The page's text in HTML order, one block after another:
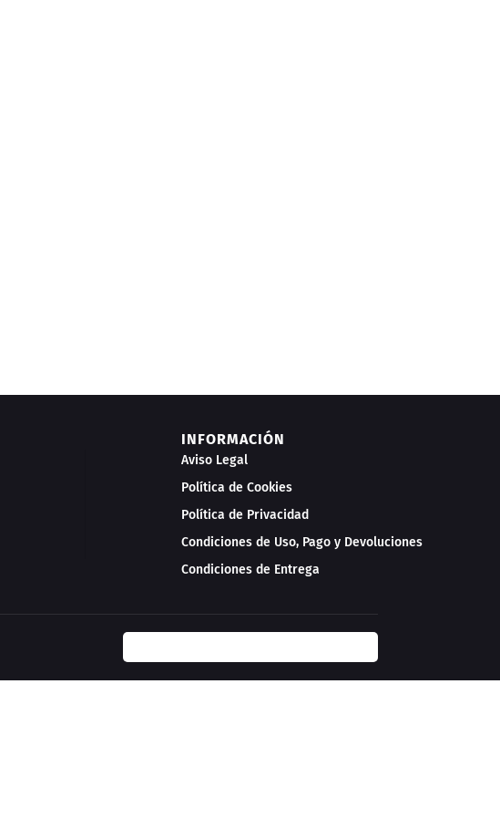
INFORMACIÓN
Aviso Legal
Política de Cookies
Política de Privacidad
Condiciones de Uso, Pago y Devoluciones
Condiciones de Entrega